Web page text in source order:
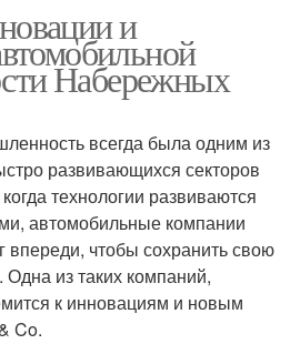
и
Набережных
всегда была одним из
развивающихся секторов
технологии развиваются
автомобильные компании
чтобы сохранить свою
Одна из таких компаний,
к инновациям и новым
Co.